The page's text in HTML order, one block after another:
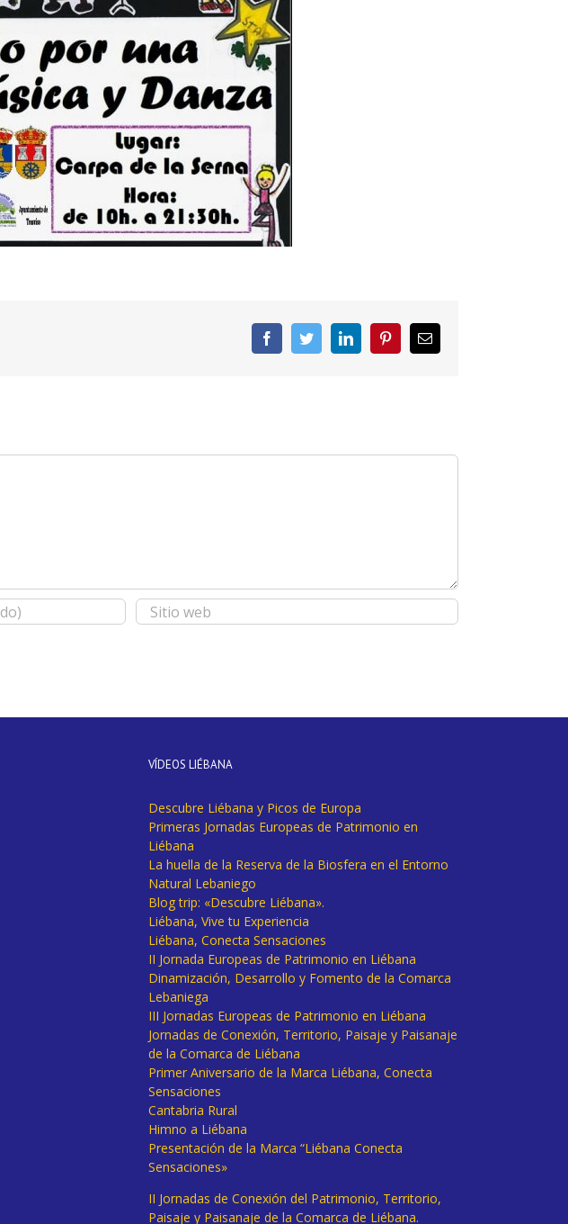
FacebookTwitterLinkedInPinterestCorreo
electrónico
VÍDEOS LIÉBANA
Descubre Liébana y Picos de Europa
Primeras Jornadas Europeas de Patrimonio en
Liébana
La huella de la Reserva de la Biosfera en el Entorno
Natural Lebaniego
Blog trip: «Descubre Liébana».
Liébana, Vive tu Experiencia
Liébana, Conecta Sensaciones
II Jornada Europeas de Patrimonio en Liébana
Dinamización, Desarrollo y Fomento de la Comarca
Lebaniega
III Jornadas Europeas de Patrimonio en Liébana
Jornadas de Conexión, Territorio, Paisaje y Paisanaje
de la Comarca de Liébana
Primer Aniversario de la Marca Liébana, Conecta
Sensaciones
Cantabria Rural
Himno a Liébana
Presentación de la Marca “Liébana Conecta
Sensaciones»
II Jornadas de Conexión del Patrimonio, Territorio,
Paisaje y Paisanaje de la Comarca de Liébana.